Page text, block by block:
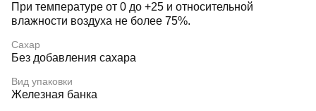
При температуре от 0 до +25 и относительной
влажности воздуха не более 75%.
Сахар
Без добавления сахара
Вид упаковки
Железная банка